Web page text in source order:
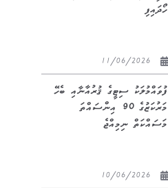
ހޯދައިފި
ފުވައްމުލަކު ސިޓީގެ ޤުރުއާނާއި ބެހޭ
މަރުކަޒުގެ 90 އިންސައްތަ
މަސައްކަތް ނިމިއްޖެ